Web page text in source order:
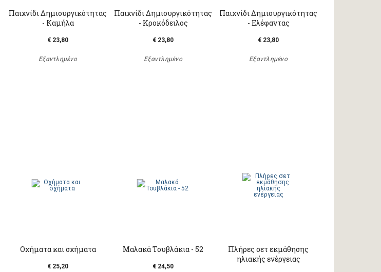
Παιχνίδι Δημιουργικότητας
- Καμήλα
€ 23,80
Εξαντλημένο
Παιχνίδι Δημιουργικότητας
- Κροκόδειλος
€ 23,80
Εξαντλημένο
Παιχνίδι Δημιουργικότητας
- Ελέφαντας
€ 23,80
Εξαντλημένο
Οχήματα και σχήματα
€ 25,20
Μαλακά Τουβλάκια - 52
€ 24,50
Πλήρες σετ εκμάθησης
ηλιακής ενέργειας